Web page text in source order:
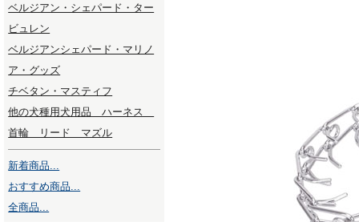
ベルジアン・シェパード・ター
ビュレン
ベルジアンシェパード・マリノ
ア・グッズ
チベタン・マスティフ
他の犬種用犬用品 ハーネス
首輪 リード マズル
新着商品...
おすすめ商品...
全商品...